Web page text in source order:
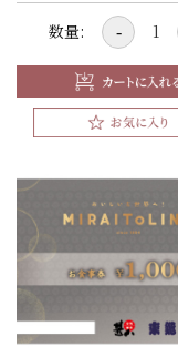
数量: -